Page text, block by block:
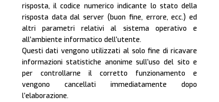
risposta, il codice numerico indicante lo stato della
risposta data dal server (buon fine, errore, ecc.) ed
altri parametri relativi al sistema operativo e
all’ambiente informatico dell’utente.
Questi dati vengono utilizzati al solo fine di ricavare
informazioni statistiche anonime sull’uso del sito e
per controllarne il corretto funzionamento e
vengono cancellati immediatamente dopo
l’elaborazione.